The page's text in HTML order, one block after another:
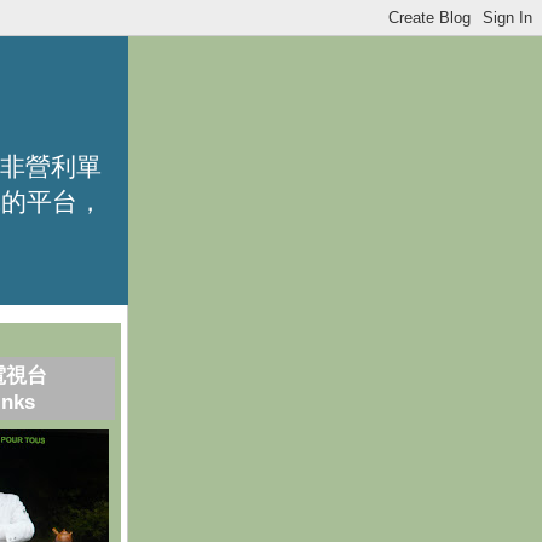
營利單
平台，
視台